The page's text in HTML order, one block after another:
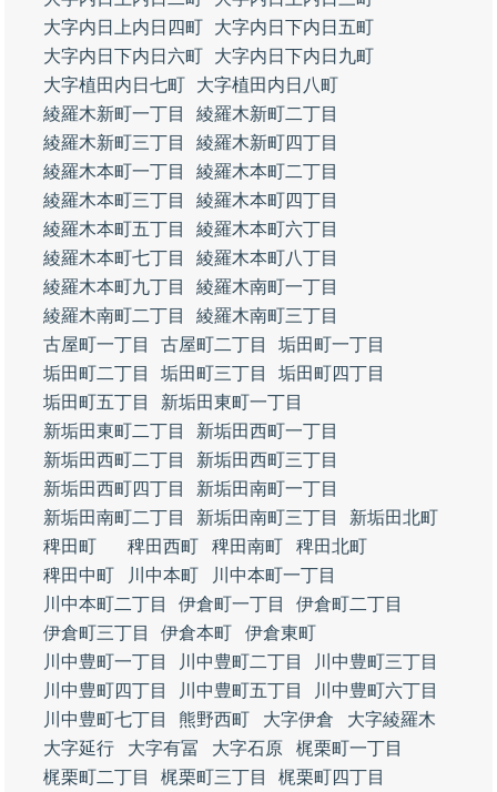
大字内日上内日四町
大字内日下内日五町
大字内日下内日六町
大字内日下内日九町
大字植田内日七町
大字植田内日八町
綾羅木新町一丁目
綾羅木新町二丁目
綾羅木新町三丁目
綾羅木新町四丁目
綾羅木本町一丁目
綾羅木本町二丁目
綾羅木本町三丁目
綾羅木本町四丁目
綾羅木本町五丁目
綾羅木本町六丁目
綾羅木本町七丁目
綾羅木本町八丁目
綾羅木本町九丁目
綾羅木南町一丁目
綾羅木南町二丁目
綾羅木南町三丁目
古屋町一丁目
古屋町二丁目
垢田町一丁目
垢田町二丁目
垢田町三丁目
垢田町四丁目
垢田町五丁目
新垢田東町一丁目
新垢田東町二丁目
新垢田西町一丁目
新垢田西町二丁目
新垢田西町三丁目
新垢田西町四丁目
新垢田南町一丁目
新垢田南町二丁目
新垢田南町三丁目
新垢田北町
稗田町
稗田西町 稗田南町
稗田北町
稗田中町
川中本町
川中本町一丁目
川中本町二丁目
伊倉町一丁目
伊倉町二丁目
伊倉町三丁目
伊倉本町
伊倉東町
川中豊町一丁目
川中豊町二丁目
川中豊町三丁目
川中豊町四丁目
川中豊町五丁目
川中豊町六丁目
川中豊町七丁目
熊野西町 大字伊倉
大字綾羅木
大字延行
大字有冨 大字石原
梶栗町一丁目
梶栗町二丁目
梶栗町三丁目
梶栗町四丁目